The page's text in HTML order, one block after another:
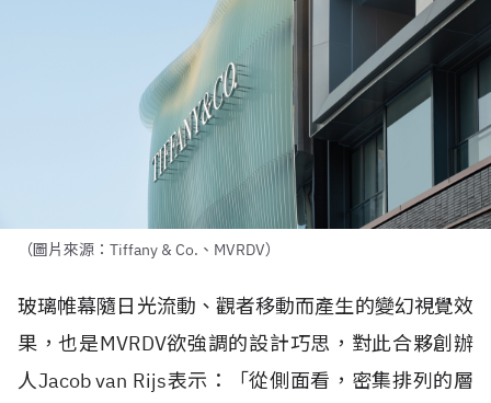
（圖片來源：Tiffany & Co.、MVRDV）
玻璃帷幕隨日光流動、觀者移動而產生的變幻視覺效
果，也是MVRDV欲強調的設計巧思，對此合夥創辦
人Jacob van Rijs表示：「從側面看，密集排列的層